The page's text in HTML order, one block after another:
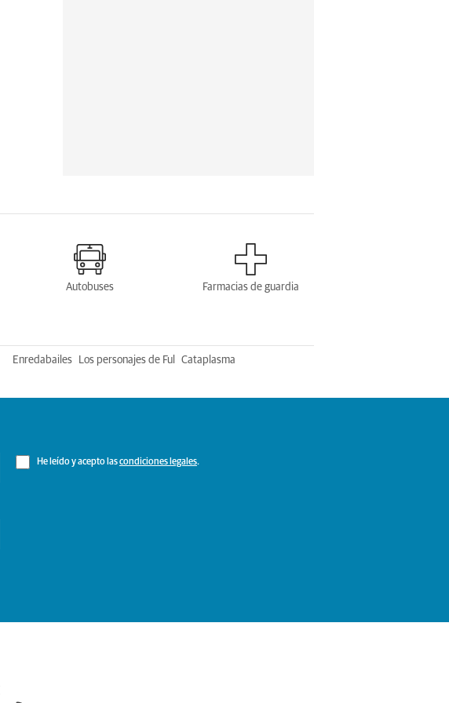
Autobuses Farmacias de guardia
Enredabailes Los personajes de Ful Cataplasma
He leído y acepto lascondiciones legales.